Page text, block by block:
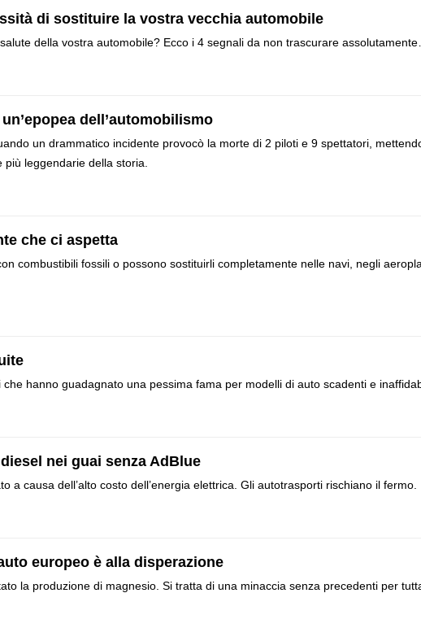
di sostituire la vostra vecchia automobile
della vostra automobile? Ecco i 4 segnali da non trascurare
dell’automobilismo
un drammatico incidente provocò la morte di 2 piloti e 9 spettatori,
leggendarie della storia.
che ci aspetta
combustibili fossili o possono sostituirli completamente nelle navi, negli
hanno guadagnato una pessima fama per modelli di auto scadenti e
nei guai senza AdBlue
a causa dell’alto costo dell’energia elettrica. Gli autotrasporti rischiano il fermo.
europeo è alla disperazione
la produzione di magnesio. Si tratta di una minaccia senza precedenti per